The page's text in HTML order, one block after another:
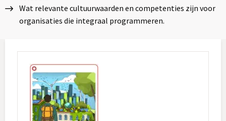
Wat relevante cultuurwaarden en competenties zijn voor
organisaties die integraal programmeren.